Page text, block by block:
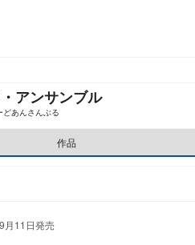
アンサンブル
どあんさんぶる
作品
月11日発売